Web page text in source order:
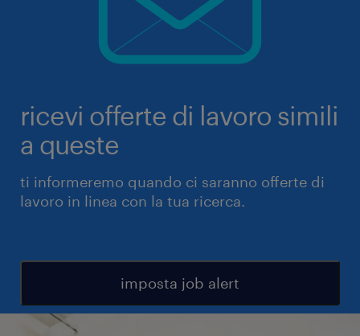
ricevi offerte di lavoro simili
a queste
ti informeremo quando ci saranno offerte di
lavoro in linea con la tua ricerca.
imposta job alert